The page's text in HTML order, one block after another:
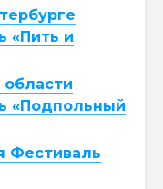
«Пить и
области
«Подпольный
Фестиваль